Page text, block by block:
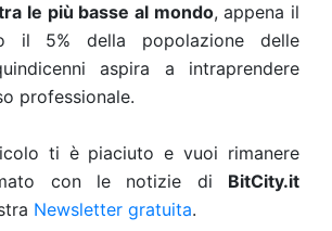
le più basse al mondo, appena il
il 5% della popolazione delle
aspira a intraprendere
professionale.
ti è piaciuto e vuoi rimanere
con le notizie di BitCity.it
Newsletter gratuita.